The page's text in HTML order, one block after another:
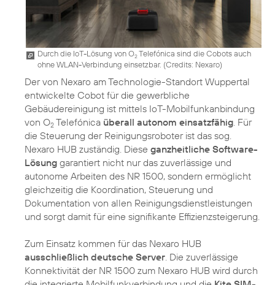
Durch die IoT-Lösung von O2Telefónica sind die Cobots auch
ohne WLAN-Verbindung einsetzbar. (Credits: Nexaro)
Der von Nexaro am Technologie-Standort Wuppertal
entwickelte Cobot für die gewerbliche
Gebäudereinigung ist mittels IoT-Mobilfunkanbindung
von O2 Telefónica überall autonom einsatzfähig. Für
die Steuerung der Reinigungsroboter ist das sog.
Nexaro HUB zuständig. Diese ganzheitliche Software-
Lösung garantiert nicht nur das zuverlässige und
autonome Arbeiten des NR 1500, sondern ermöglicht
gleichzeitig die Koordination, Steuerung und
Dokumentation von allen Reinigungsdienstleistungen
und sorgt damit für eine signifikante Effizienzsteigerung.
Zum Einsatz kommen für das Nexaro HUB
ausschließlich deutsche Server. Die zuverlässige
Konnektivität der NR 1500 zum Nexaro HUB wird durch